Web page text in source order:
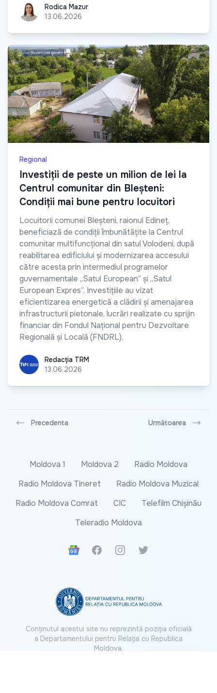
Rodica MazurRodica Mazur
13.06.2026
Regional
Investiții de peste un milion de lei la
Centrul comunitar din Bleșteni:
Condiții mai bune pentru locuitori
Locuitorii comunei Bleșteni, raionul Edineț,
beneficiază de condiții îmbunătățite la Centrul
comunitar multifuncțional din satul Volodeni, după
reabilitarea edificiului și modernizarea accesului
către acesta prin intermediul programelor
guvernamentale „Satul European” și „Satul
European Expres”. Investițiile au vizat
eficientizarea energetică a clădirii și amenajarea
infrastructurii pietonale, lucrări realizate cu sprijin
financiar din Fondul Național pentru Dezvoltare
Regională și Locală (FNDRL).
Redacția TRM
Redacția TRM
13.06.2026
Precedenta Următoarea
Moldova 1 Moldova 2
Radio Moldova
Radio Moldova Tineret
Radio Moldova Muzical
Radio Moldova Comrat
CIC
Telefilm Chișinău
Teleradio Moldova
Google News
FacebookInstagramTwitter
Conținutul acestui site nu reprezintă poziția oficială
a Departamentului pentru Relația cu Republica
Moldova.